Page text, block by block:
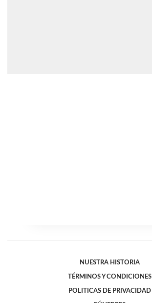
NUESTRA HISTORIA
TÉRMINOS Y CONDICIONES
POLITICAS DE PRIVACIDAD